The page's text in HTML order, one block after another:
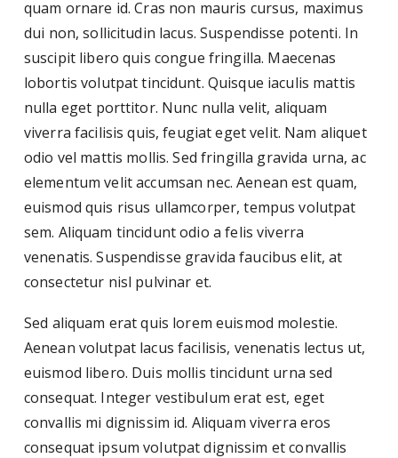
quam ornare id. Cras non mauris cursus, maximus
dui non, sollicitudin lacus. Suspendisse potenti. In
suscipit libero quis congue fringilla. Maecenas
lobortis volutpat tincidunt. Quisque iaculis mattis
nulla eget porttitor. Nunc nulla velit, aliquam
viverra facilisis quis, feugiat eget velit. Nam aliquet
odio vel mattis mollis. Sed fringilla gravida urna, ac
elementum velit accumsan nec. Aenean est quam,
euismod quis risus ullamcorper, tempus volutpat
sem. Aliquam tincidunt odio a felis viverra
venenatis. Suspendisse gravida faucibus elit, at
consectetur nisl pulvinar et.
Sed aliquam erat quis lorem euismod molestie.
Aenean volutpat lacus facilisis, venenatis lectus ut,
euismod libero. Duis mollis tincidunt urna sed
consequat. Integer vestibulum erat est, eget
convallis mi dignissim id. Aliquam viverra eros
consequat ipsum volutpat dignissim et convallis